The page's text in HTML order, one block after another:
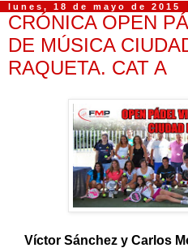
lunes, 18 de mayo de 2015
CRÓNICA OPEN
DE MÚSICA
RAQUETA. CAT A
Víctor Sánchez y Carlos